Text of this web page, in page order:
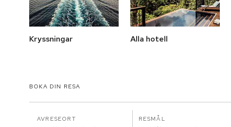
Kryssningar Alla hotell
BOKA DIN RESA
AVRESEORT RESMÅL